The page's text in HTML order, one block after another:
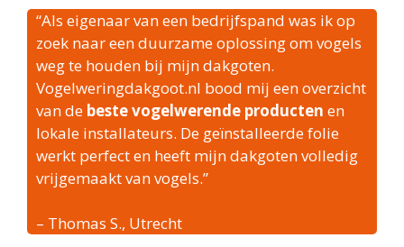
“Als eigenaar van een bedrijfspand was ik op
zoek naar een duurzame oplossing om vogels
weg te houden bij mijn dakgoten.
Vogelweringdakgoot.nl bood mij een overzicht
van de beste vogelwerende producten en
lokale installateurs. De geïnstalleerde folie
werkt perfect en heeft mijn dakgoten volledig
vrijgemaakt van vogels.”
– Thomas S., Utrecht